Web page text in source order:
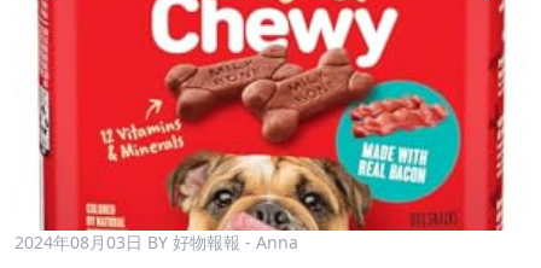
2024年08月03日 BY 好物報報 - Anna